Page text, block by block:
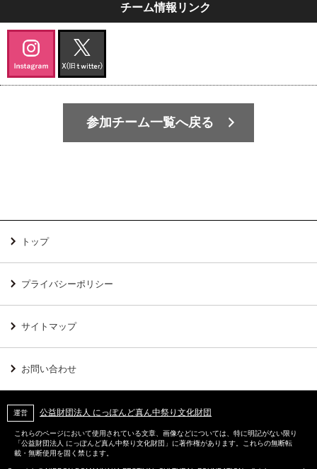
チーム情報リンク
参加チーム一覧へ戻る
トップ
プライバシーポリシー
サイトマップ
お問い合わせ
運営 公益財団法人 にっぽんど真ん中祭り文化財団
これらのページにおいて使用されている文章、画像などについては、特に明記がない限り
「公益財団法人 にっぽんど真ん中祭り文化財団」に著作権があります。これらの無断転
載・無断使用を固く禁じます。